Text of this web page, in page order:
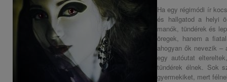
Ha egy régimódi ír
és hallgatod a helyi
manók, tündérek és
öregek, hanem a
ahogyan ők nevezik
egy autóutat
tündérek élnek. Sok
gyermekiket, mert